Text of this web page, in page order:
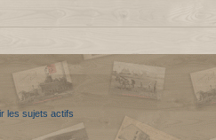
les sujets actifs